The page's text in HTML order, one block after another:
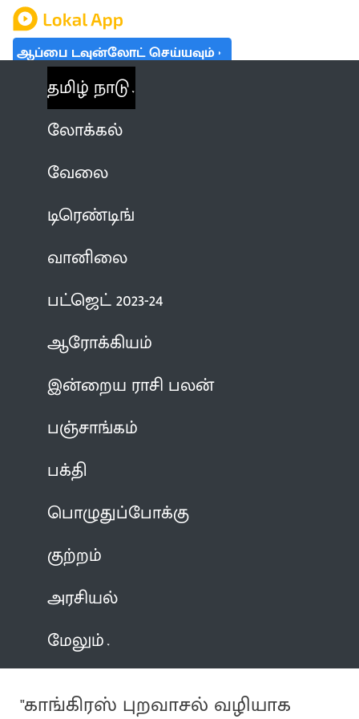
ஆப்பை டவுன்லோட் செய்யவும்
தமிழ் நாடு
லோக்கல்
வேலை
டிரெண்டிங்
வானிலை
பட்ஜெட் 2023-24
ஆரோக்கியம்
இன்றைய ராசி பலன்
பஞ்சாங்கம்
பக்தி
பொழுதுப்போக்கு
குற்றம்
அரசியல்
மேலும்
"காங்கிரஸ் புறவாசல் வழியாக